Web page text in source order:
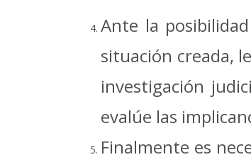
Ante la
situación creada,
investigación
evalúe las
Finalmente es